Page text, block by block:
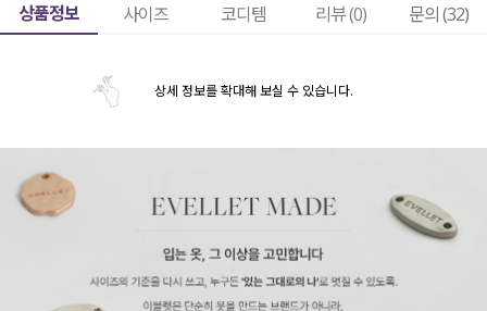
상품정보 사이즈 코디템 리뷰 (0) 문의 (32)
상세 정보를 확대해 보실 수 있습니다.